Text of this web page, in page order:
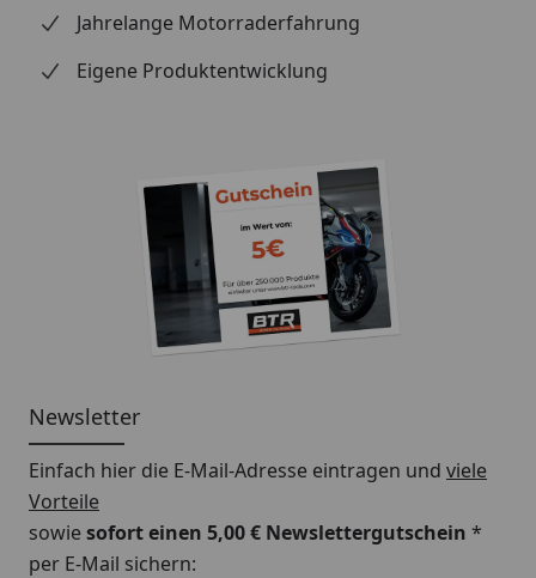
Jahrelange Motorraderfahrung
Eigene Produktentwicklung
Newsletter
Einfach hier die E-Mail-Adresse eintragen und viele
Vorteile
sowiesofort einen 5,00 € Newslettergutschein *
per E-Mail sichern: